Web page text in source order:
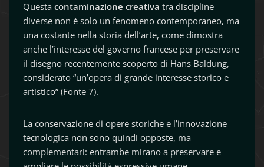
Questa contaminazione creativa tra discipline
diverse non è solo un fenomeno contemporaneo, ma
una costante nella storia dell’arte, come dimostra
anche l’interesse del governo francese per preservare
il disegno recentemente scoperto di Hans Baldung,
considerato “un’opera di grande interesse storico e
artistico” (Fonte 7).
La conservazione di opere storiche e l’innovazione
tecnologica non sono quindi opposte, ma
complementari: entrambe mirano a preservare e